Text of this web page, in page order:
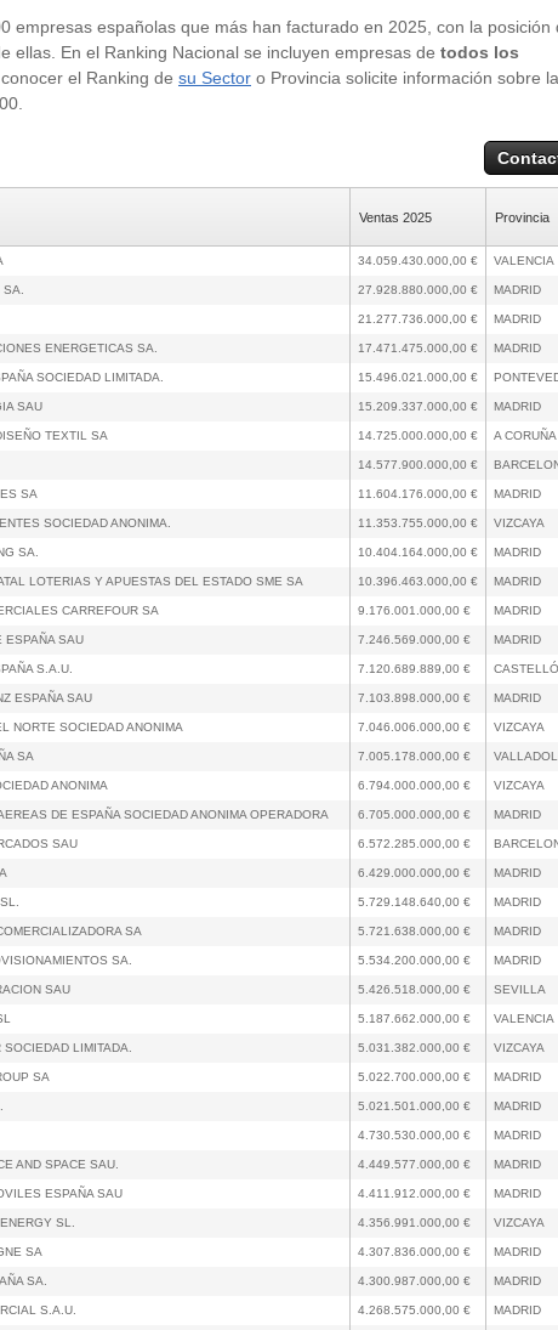
empresas españolas que más han facturado en 2025, con la posición
ellas. En el Ranking Nacional se incluyen empresas de todos los
conocer el Ranking de su Sector o Provincia solicite información sobre la
Ventas 2025 Provincia
34.059.430.000,00 € VALENCIA
27.928.880.000,00 € MADRID
21.277.736.000,00 € MADRID
ENERGETICAS SA. 17.471.475.000,00 € MADRID
SOCIEDAD LIMITADA. 15.496.021.000,00 €
SAU 15.209.337.000,00 € MADRID
TEXTIL SA 14.725.000.000,00 € A CORUÑA
14.577.900.000,00 €
SA 11.604.176.000,00 € MADRID
SOCIEDAD ANONIMA. 11.353.755.000,00 € VIZCAYA
SA. 10.404.164.000,00 € MADRID
LOTERIAS Y APUESTAS DEL ESTADO SME SA 10.396.463.000,00 € MADRID
CARREFOUR SA 9.176.001.000,00 € MADRID
ESPAÑA SAU 7.246.569.000,00 € MADRID
S.A.U. 7.120.689.889,00 €
ESPAÑA SAU 7.103.898.000,00 € MADRID
NORTE SOCIEDAD ANONIMA 7.046.006.000,00 € VIZCAYA
SA 7.005.178.000,00 €
ANONIMA 6.794.000.000,00 € VIZCAYA
DE ESPAÑA SOCIEDAD ANONIMA OPERADORA 6.705.000.000,00 € MADRID
SAU 6.572.285.000,00 €
6.429.000.000,00 € MADRID
5.729.148.640,00 € MADRID
SA 5.721.638.000,00 € MADRID
SA. 5.534.200.000,00 € MADRID
SAU 5.426.518.000,00 € SEVILLA
5.187.662.000,00 € VALENCIA
LIMITADA. 5.031.382.000,00 € VIZCAYA
SA 5.022.700.000,00 € MADRID
5.021.501.000,00 € MADRID
4.730.530.000,00 € MADRID
AND SPACE SAU. 4.449.577.000,00 € MADRID
ESPAÑA SAU 4.411.912.000,00 € MADRID
SL. 4.356.991.000,00 € VIZCAYA
SA 4.307.836.000,00 € MADRID
SA. 4.300.987.000,00 € MADRID
S.A.U. 4.268.575.000,00 € MADRID